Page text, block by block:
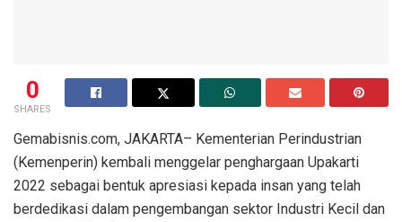
0
SHARES
Gemabisnis.com, JAKARTA– Kementerian Perindustrian
(Kemenperin) kembali menggelar penghargaan Upakarti
2022 sebagai bentuk apresiasi kepada insan yang telah
berdedikasi dalam pengembangan sektor Industri Kecil dan